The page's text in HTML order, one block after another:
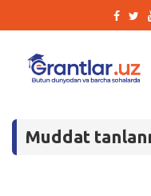
Tanlovlar
Muddat